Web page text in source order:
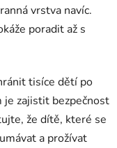
vrstva navíc.
poradit až s
tisíce dětí po
zajistit bezpečnost
že dítě, které se
a prožívat